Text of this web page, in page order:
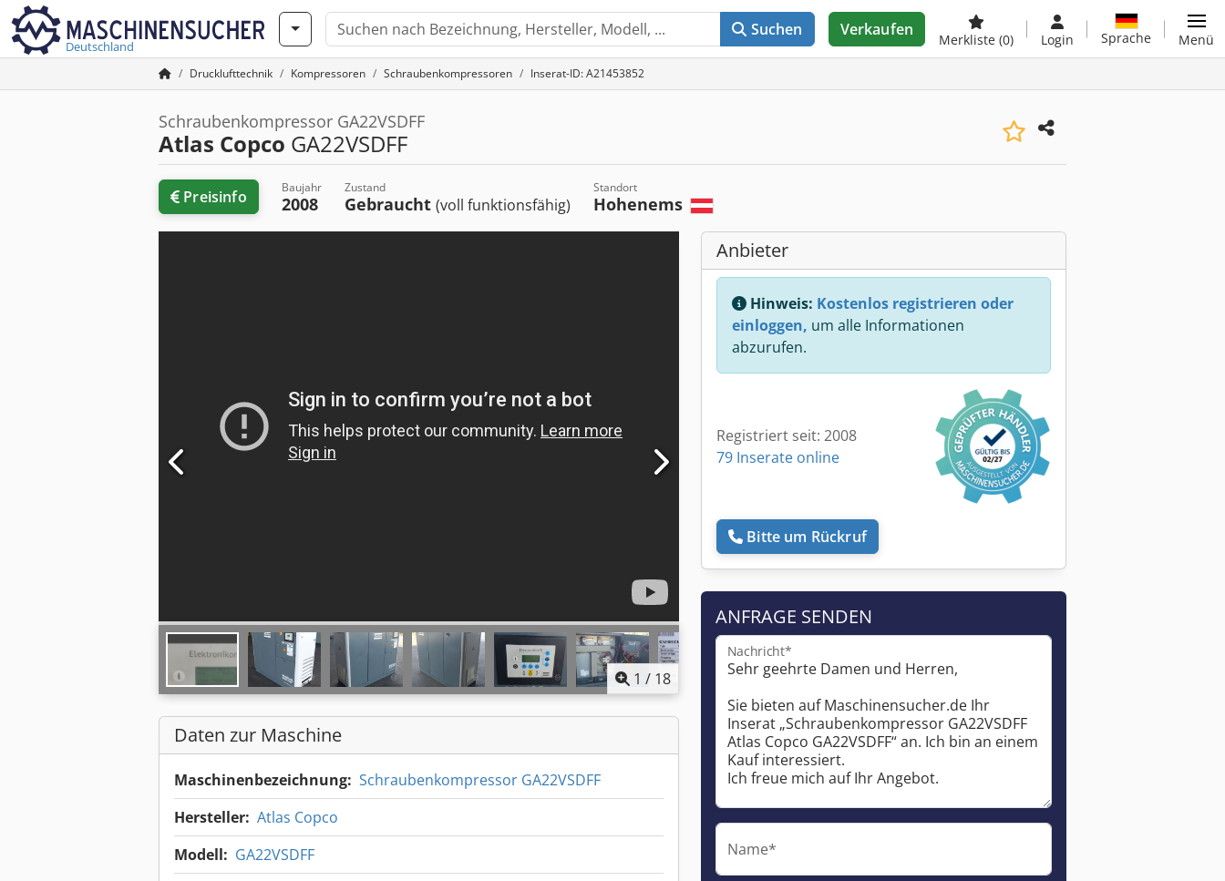
Deutschland
Suchen Verkaufen
Merkliste (0) Login Sprache Menü
Drucklufttechnik Kompressoren Schraubenkompressoren Inserat-ID: A21453852
Schraubenkompressor GA22VSDFF
Atlas Copco GA22VSDFF
Preisinfo Baujahr
2008
Zustand
Gebraucht (voll funktionsfähig)
Standort
Hohenems
1 / 18
Daten zur Maschine
Maschinenbezeichnung: Schraubenkompressor GA22VSDFF
Hersteller: Atlas Copco
Modell: GA22VSDFF
Anbieter
Hinweis: Kostenlos registrieren oder
einloggen, um alle Informationen
abzurufen.
Registriert seit: 2008
79 Inserate online
Bitte um Rückruf
ANFRAGE SENDEN
Nachricht*
Name*